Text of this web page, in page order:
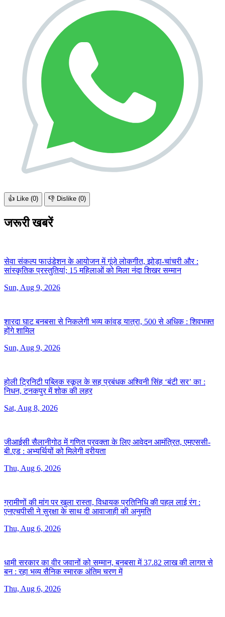
👍 Like (0) 👎 Dislike (0)
जरूरी खबरें
सेवा संकल्प फाउंडेशन के आयोजन में गूंजे लोकगीत, झोड़ा-चांचरी और :
सांस्कृतिक प्रस्तुतियां; 15 महिलाओं को मिला नंदा शिखर सम्मान
Sun, Aug 9, 2026
शारदा घाट बनबसा से निकलेगी भव्य कांवड़ यात्रा, 500 से अधिक :शिवभक्त
होंगे शामिल
Sun, Aug 9, 2026
होली ट्रिनिटी पब्लिक स्कूल के सह प्रबंधक अश्विनी सिंह ‘बंटी सर’ का :
निधन, टनकपुर में शोक की लहर
Sat, Aug 8, 2026
जीआईसी सैलानीगोठ में गणित प्रवक्ता के लिए आवेदन आमंत्रित, एमएससी-
बी.एड : अभ्यर्थियों को मिलेगी वरीयता
Thu, Aug 6, 2026
ग्रामीणों की मांग पर खुला रास्ता, विधायक प्रतिनिधि की पहल लाई रंग :
एनएचपीसी ने सुरक्षा के साथ दी आवाजाही की अनुमति
Thu, Aug 6, 2026
धामी सरकार का वीर जवानों को सम्मान, बनबसा में 37.82 लाख की लागत से
बन :रहा भव्य सैनिक स्मारक अंतिम चरण में
Thu, Aug 6, 2026